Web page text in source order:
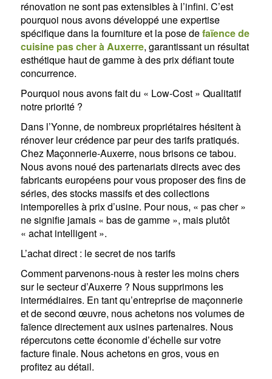
rénovation ne sont pas extensibles à l’infini. C’est
pourquoi nous avons développé une expertise
spécifique dans la fourniture et la pose defaïence de
cuisine pas cher à Auxerre, garantissant un résultat
esthétique haut de gamme à des prix défiant toute
concurrence.
Pourquoi nous avons fait du « Low-Cost » Qualitatif
notre priorité ?
Dans l’Yonne, de nombreux propriétaires hésitent à
rénover leur crédence par peur des tarifs pratiqués.
Chez Maçonnerie-Auxerre, nous brisons ce tabou.
Nous avons noué des partenariats directs avec des
fabricants européens pour vous proposer des fins de
séries, des stocks massifs et des collections
intemporelles à prix d’usine. Pour nous, « pas cher »
ne signifie jamais « bas de gamme », mais plutôt
« achat intelligent ».
L’achat direct : le secret de nos tarifs
Comment parvenons-nous à rester les moins chers
sur le secteur d’Auxerre ? Nous supprimons les
intermédiaires. En tant qu’entreprise de maçonnerie
et de second œuvre, nous achetons nos volumes de
faïence directement aux usines partenaires. Nous
répercutons cette économie d’échelle sur votre
facture finale. Nous achetons en gros, vous en
profitez au détail.